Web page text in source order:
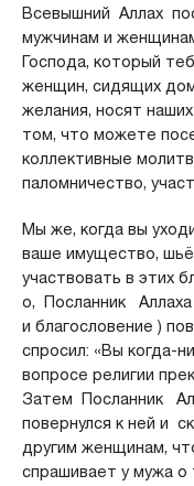
Всевышний Аллах
мужчинам и
Господа, который
женщин, сидящих
желания, носят
том, что можете
коллективные
паломничество,
Мы же, когда вы
ваше имущество,
участвовать в этих
о, Посланник
и благословение )
спросил: «Вы когда-
вопросе религии
Затем Посланник
повернулся к ней и
другим женщинам,
спрашивает у мужа